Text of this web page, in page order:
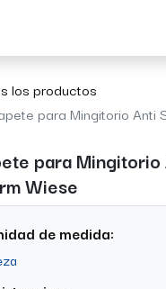
los productos
para Mingitorio Anti
para
Wiese
de medida: